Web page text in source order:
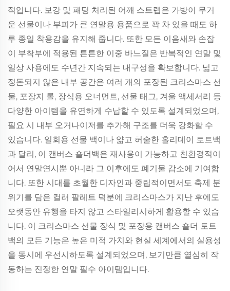
적입니다. 보강 및 패딩 처리된 어깨 스트랩은 가방이 무거
운 선물이나 부피가 큰 연말용 용품으로 꽉 차 있을 때도 하
루 종일 착용감을 유지해 줍니다. 또한 모든 이음새와 손잡
이 부착부에 적용된 튼튼한 이중 바느질은 반복적인 연말 및
일상 사용에도 수년간 지속되는 내구성을 확보합니다. 넓고
정돈되지 않은 내부 공간은 여러 개의 포장된 크리스마스 선
물, 포장지 롤, 장식용 오너먼트, 선물 태그, 겨울 액세서리 등
다양한 아이템을 유연하게 수납할 수 있도록 설계되었으며,
필요 시 내부 오거나이저를 추가해 구조를 더욱 강화할 수
있습니다. 일회용 선물 백이나 얇고 허술한 홀리데이 토트백
과 달리, 이 캔버스 숄더백은 재사용이 가능하고 친환경적이
어서 연말연시뿐 아니라 그 이후에도 폐기물 감소에 기여합
니다. 또한 시대를 초월한 디자인과 중립적이면서도 축제 분
위기를 담은 컬러 팔레트 덕분에 크리스마스가 지난 후에도
오랫동안 유행을 타지 않고 스타일리시하게 활용할 수 있습
니다. 이 크리스마스 선물 장식 및 포장용 캔버스 숄더 토트
백의 모든 기능은 높은 미적 가치와 현실 세계에서의 실용성
을 동시에 우선시하도록 설계되었으며, 보기만큼 열심히 작
동하는 진정한 연말 필수 아이템입니다.